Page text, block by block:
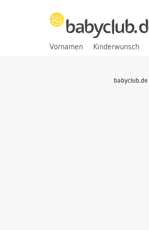
Vornamen Kinderwunsch
babyclub.de